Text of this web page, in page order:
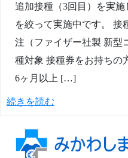
追加接種（3回目）を実
を絞って実施中です。 接
注（ファイザー社製 新型
種対象 接種券をお持ちの
6ヶ月以上 […]
続きを読む